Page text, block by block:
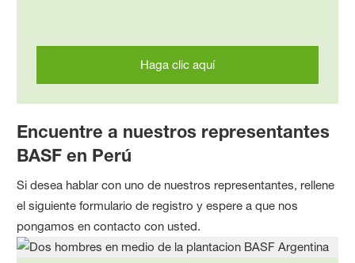
Haga clic aquí
Encuentre a nuestros representantes
BASF en Perú
Si desea hablar con uno de nuestros representantes, rellene
el siguiente formulario de registro y espere a que nos
pongamos en contacto con usted.